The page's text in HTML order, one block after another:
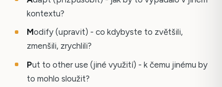
kontextu?
Modify (upravit) - co kdybyste to zvětšili,
zmenšili, zrychlili?
Put to other use (jiné využití) - k čemu jinému by
to mohlo sloužit?